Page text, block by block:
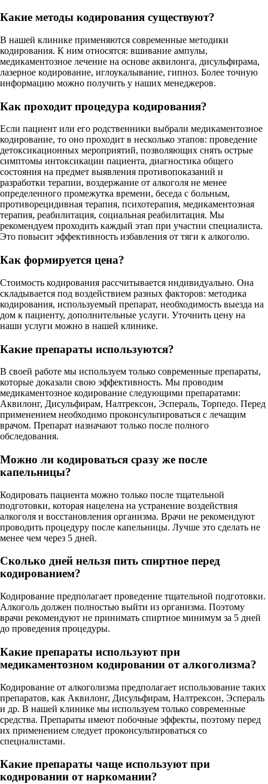
Какие методы кодирования существуют?
В нашей клинике применяются современные методики
кодирования. К ним относятся: вшивание ампулы,
медикаментозное лечение на основе аквилонга, дисульфирама,
лазерное кодирование, иглоукалывание, гипноз. Более точную
информацию можно получить у наших менеджеров.
Как проходит процедура кодирования?
Если пациент или его родственники выбрали медикаментозное
кодирование, то оно проходит в несколько этапов: проведение
детоксикационных мероприятий, позволяющих снять острые
симптомы интоксикации пациента, диагностика общего
состояния на предмет выявления противопоказаний и
разработки терапии, воздержание от алкоголя не менее
определенного промежутка времени, беседа с больным,
противорецидивная терапия, психотерапия, медикаментозная
терапия, реабилитация, социальная реабилитация. Мы
рекомендуем проходить каждый этап при участии специалиста.
Это повысит эффективность избавления от тяги к алкоголю.
Как формируется цена?
Стоимость кодирования рассчитывается индивидуально. Она
складывается под воздействием разных факторов: методика
кодирования, используемый препарат, необходимость выезда на
дом к пациенту, дополнительные услуги. Уточнить цену на
наши услуги можно в нашей клинике.
Какие препараты используются?
В своей работе мы используем только современные препараты,
которые доказали свою эффективность. Мы проводим
медикаментозное кодирование следующими препаратами:
Аквилонг, Дисульфирам, Налтрексон, Эспераль, Торпедо. Перед
применением необходимо проконсультироваться с лечащим
врачом. Препарат назначают только после полного
обследования.
Можно ли кодироваться сразу же после
капельницы?
Кодировать пациента можно только после тщательной
подготовки, которая нацелена на устранение воздействия
алкоголя и восстановления организма. Врачи не рекомендуют
проводить процедуру после капельницы. Лучше это сделать не
менее чем через 5 дней.
Сколько дней нельзя пить спиртное перед
кодированием?
Кодирование предполагает проведение тщательной подготовки.
Алкоголь должен полностью выйти из организма. Поэтому
врачи рекомендуют не принимать спиртное минимум за 5 дней
до проведения процедуры.
Какие препараты используют при
медикаментозном кодировании от алкоголизма?
Кодирование от алкоголизма предполагает использование таких
препаратов, как Аквилонг, Дисульфирам, Налтрексон, Эспераль
и др. В нашей клинике мы используем только современные
средства. Препараты имеют побочные эффекты, поэтому перед
их применением следует проконсультироваться со
специалистами.
Какие препараты чаще используют при
кодировании от наркомании?